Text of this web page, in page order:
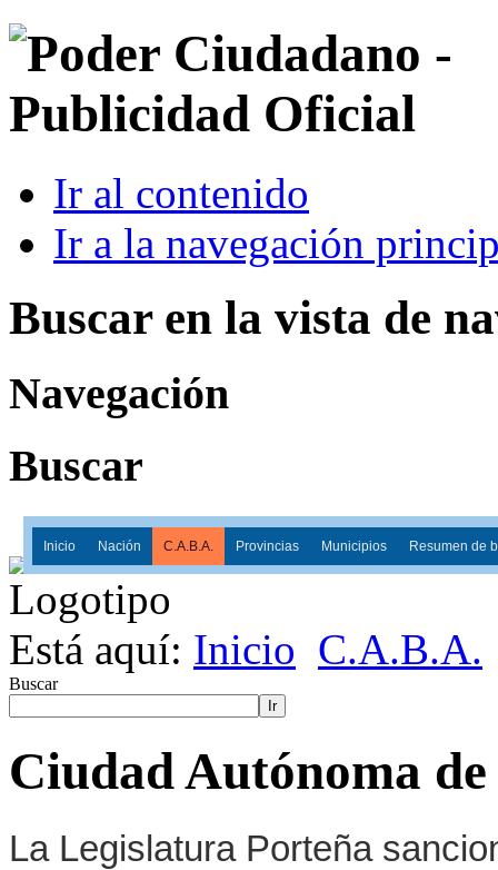
Ir al contenido
Ir a la navegación
Buscar en la vista de
Navegación
Buscar
Inicio Nación C.A.B.A. Provincias Municipios Resumen de
Está aquí: Inicio C.A.B.A.
Buscar
Ir
Ciudad Autónoma
La Legislatura Porteña